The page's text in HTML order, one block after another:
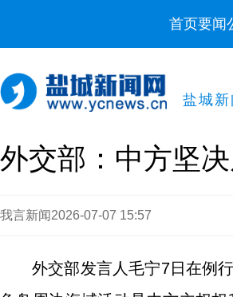
首页要闻
盐城新
外交部：中方坚
我言新闻 2026-07-07 15:57
外交部发言人毛宁7日在例